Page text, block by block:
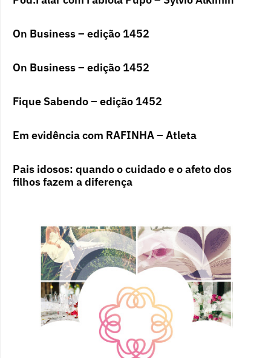
On Business – edição 1452
On Business – edição 1452
Fique Sabendo – edição 1452
Em evidência com RAFINHA – Atleta
Pais idosos: quando o cuidado e o afeto dos
filhos fazem a diferença